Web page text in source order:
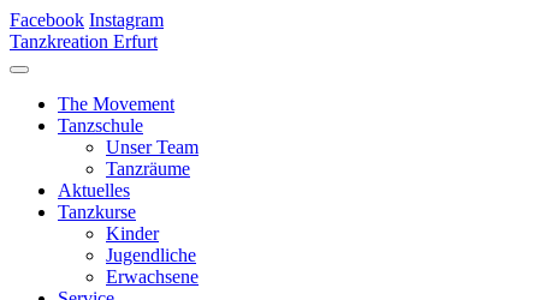
Facebook Instagram
Tanzkreation Erfurt
The Movement
Tanzschule
Unser Team
Tanzräume
Aktuelles
Tanzkurse
Kinder
Jugendliche
Erwachsene